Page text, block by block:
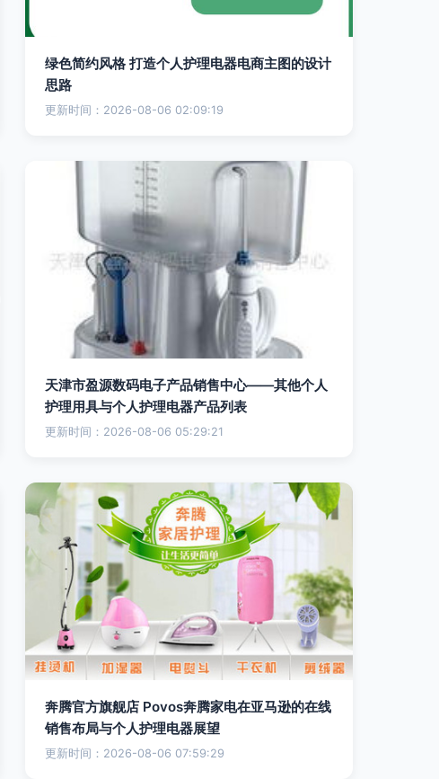
绿色简约风格 打造个人护理电器电商主图的设计
思路
更新时间：2026-08-06 02:09:19
天津市盈源数码电子产品销售中心——其他个人
护理用具与个人护理电器产品列表
更新时间：2026-08-06 05:29:21
奔腾官方旗舰店 Povos奔腾家电在亚马逊的在线
销售布局与个人护理电器展望
更新时间：2026-08-06 07:59:29